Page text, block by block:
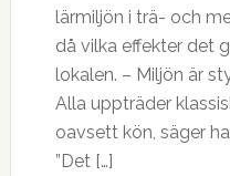
lärmiljön i trä- och
då vilka effekter det
lokalen. – Miljön är
Alla uppträder
oavsett kön, säger
”Det […]